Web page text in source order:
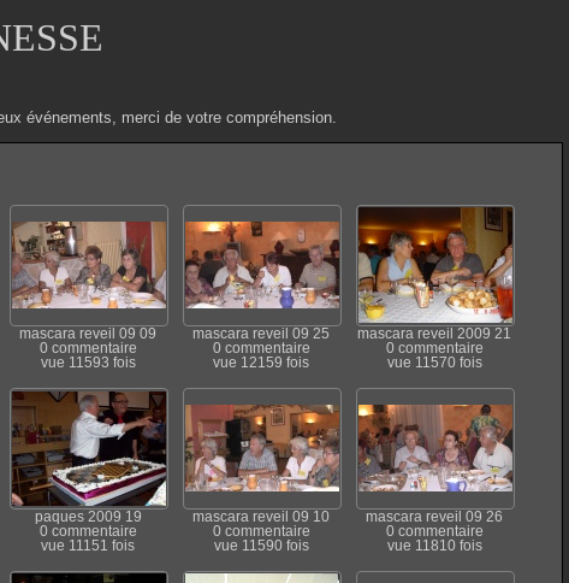
événements, merci de votre compréhension.
mascara reveil 09 09
0 commentaire
vue 11593 fois
mascara reveil 09 25
0 commentaire
vue 12159 fois
mascara reveil 2009 21
0 commentaire
vue 11570 fois
paques 2009 19
0 commentaire
vue 11151 fois
mascara reveil 09 10
0 commentaire
vue 11590 fois
mascara reveil 09 26
0 commentaire
vue 11810 fois